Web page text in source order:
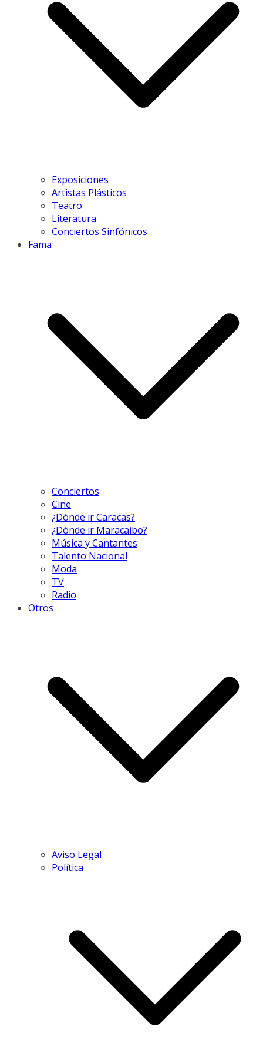
Exposiciones
Artistas Plásticos
Teatro
Literatura
Conciertos Sinfónicos
Fama
Conciertos
Cine
¿Dónde ir Caracas?
¿Dónde ir Maracaibo?
Música y Cantantes
Talento Nacional
Moda
TV
Radio
Otros
Aviso Legal
Política